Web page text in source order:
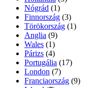
Nógrád (1)
Finnország (3)
Törökország (1)
Anglia (9)
Wales (1)
Párizs (4)
Portugália (17)
London (7)
Franciaország (9)